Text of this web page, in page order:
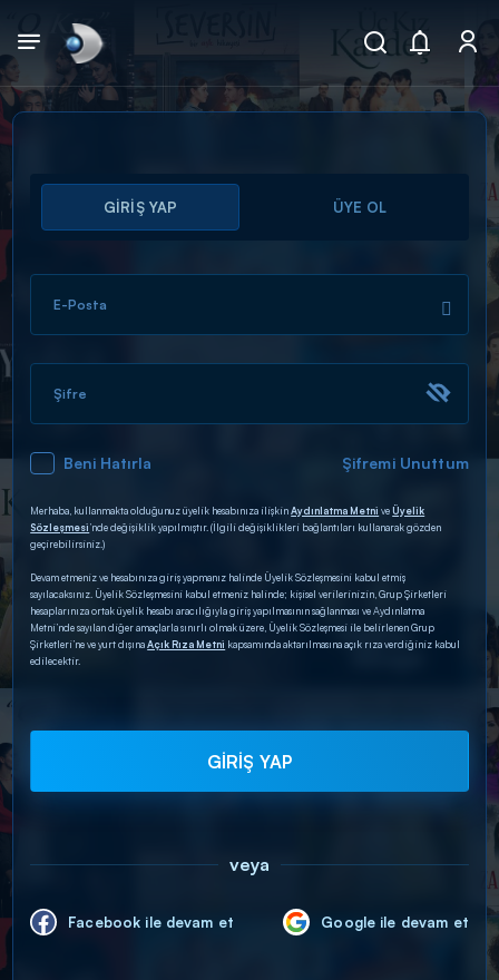
Arama
ARAMA SONUÇLARI
DİĞER SONUÇLAR
GİRİŞ YAP ÜYE OL
E-Posta
Şifre
Beni Hatırla Şifremi Unuttum
Merhaba, kullanmakta olduğunuz üyelik hesabınıza ilişkinAydınlatma Metni veÜyelik
Sözleşmesi’nde değişiklik yapılmıştır. (İlgili değişiklikleri bağlantıları kullanarak gözden
geçirebilirsiniz.)
Devam etmeniz ve hesabınıza giriş yapmanız halinde Üyelik Sözleşmesini kabul etmiş
sayılacaksınız. Üyelik Sözleşmesini kabul etmeniz halinde; kişisel verilerinizin, Grup Şirketleri
hesaplarınıza ortak üyelik hesabı aracılığıyla giriş yapılmasının sağlanması ve Aydınlatma
Metni’nde sayılan diğer amaçlarla sınırlı olmak üzere, Üyelik Sözleşmesi ile belirlenen Grup
Şirketleri’ne ve yurt dışınaAçık Rıza Metni kapsamında aktarılmasına açık rıza verdiğiniz kabul
edilecektir.
GİRİŞ YAP
veya
Facebook ile devam et Google ile devam et